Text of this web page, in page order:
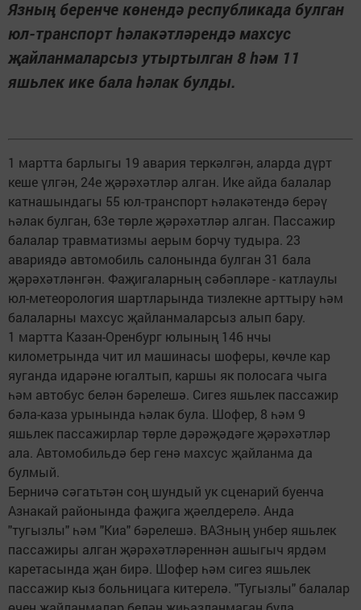
Язның беренче көнендә республикада булган
юл-транспорт һәлакәтләрендә махсус
җайланмаларсыз утыртылган 8 һәм 11
яшьлек ике бала һәлак булды.
1 мартта барлыгы 19 авария теркәлгән, аларда дүрт
кеше үлгән, 24е җәрәхәтләр алган. Ике айда балалар
катнашындагы 55 юл-транспорт һәлакәтендә берәү
һәлак булган, 63е төрле җәрәхәтләр алган. Пассажир
балалар травматизмы аерым борчу тудыра. 23
авариядә автомобиль салонында булган 31 бала
җәрәхәтләнгән. Фаҗигаларның сәбәпләре - катлаулы
юл-метеорология шартларында тизлекне арттыру һәм
балаларны махсус җайланмаларсыз алып бару.
1 мартта Казан-Оренбург юлының 146 нчы
километрында чит ил машинасы шоферы, көчле кар
яуганда идарәне югалтып, каршы як полосага чыга
һәм автобус белән бәрелешә. Сигез яшьлек пассажир
бәла-каза урынында һәлак була. Шофер, 8 һәм 9
яшьлек пассажирлар төрле дәрәҗәдәге җәрәхәтләр
ала. Автомобильдә бер генә махсус җайланма да
булмый.
Берничә сәгатьтән соң шундый ук сценарий буенча
Азнакай районында фаҗига җәелдерелә. Анда
"тугызлы" һәм "Киа" бәрелешә. ВАЗның унбер яшьлек
пассажиры алган җәрәхәтләреннән ашыгыч ярдәм
каретасында җан бирә. Шофер һәм сигез яшьлек
пассажир кыз больницага китерелә. "Тугызлы" балалар